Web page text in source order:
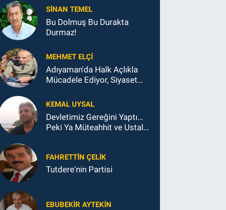
SINAN TEMEL
Bu Dolmuş Bu Durakta
Durmaz!
MEHMET ELÇI
Adıyaman'da Halk Açlıkla
Mücadele Ediyor, Siyaset
KEMAL UYSAL
Devletimiz Gereğini Yaptı…
Peki Ya Müteahhit ve Ustalar
FAHRETTIN ÇELİK
Tutdere'nin Partisi
EBUBEKIR AYTEKIN